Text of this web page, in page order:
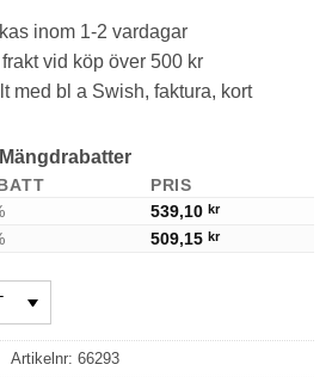
inom 1-2 vardagar
vid köp över 500 kr
med bl a Swish, faktura, kort
Mängdrabatter
PRIS
539,10 kr
509,15 kr
Artikelnr: 66293